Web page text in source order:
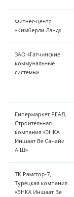
Фитнес-центр
«Кимберли Лэнд»
ЗАО «Гатчинские
коммунальные
системы»
Гипермаркет РЕАЛ,
Строительная
компания «ЭНКА
Иншаат Ве Санайи
А.Ш»
ТК Рамстор-7,
Турецкая компания
«ЭНКА Иншаат Ве